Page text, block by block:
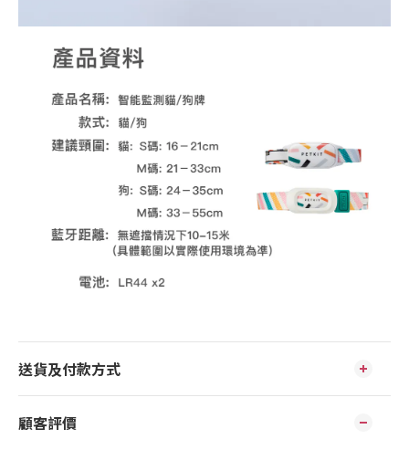
送貨及付款方式
顧客評價